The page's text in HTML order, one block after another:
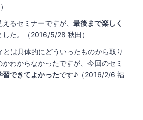
るセミナーですが、 最後まで楽しく
た。（2016/5/28 秋田）
は具体的にどういったものから取り
わからなかったですが、今回のセミ
習できてよかったです♪（2016/2/6 福